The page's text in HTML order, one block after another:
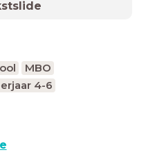
MBO
4-6